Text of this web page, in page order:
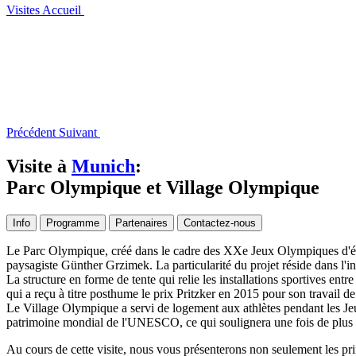
Visites Accueil
Précédent Suivant
Visite à Munich:
Parc Olympique et Village Olympique
Info Programme Partenaires Contactez-nous
Le Parc Olympique, créé dans le cadre des XXe Jeux Olympiques
paysagiste Günther Grzimek. La particularité du projet réside dans
La structure en forme de tente qui relie les installations sportives
qui a reçu à titre posthume le prix Pritzker en 2015 pour son travail
Le Village Olympique a servi de logement aux athlètes pendant les
patrimoine mondial de l'UNESCO, ce qui soulignera une fois de
Au cours de cette visite, nous vous présenterons non seulement les